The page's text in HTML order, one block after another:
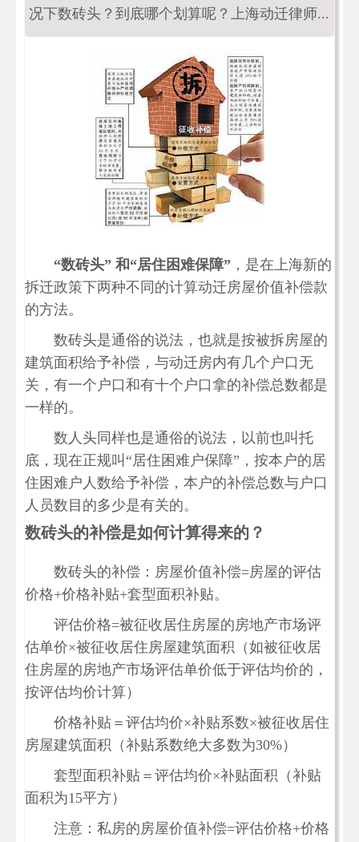
况下数砖头？到底哪个划算呢？上海动迁律师...
“数砖头” 和“居住困难保障” ，是在上海新的
拆迁政策下两种不同的计算动迁房屋价值补偿款
的方法。
数砖头是通俗的说法，也就是按被拆房屋的
建筑面积给予补偿，与动迁房内有几个户口无
关，有一个户口和有十个户口拿的补偿总数都是
一样的。
数人头同样也是通俗的说法，以前也叫托
底，现在正规叫“居住困难户保障”，按本户的居
住困难户人数给予补偿，本户的补偿总数与户口
人员数目的多少是有关的。
数砖头的补偿是如何计算得来的？
数砖头的补偿：房屋价值补偿=房屋的评估
价格+价格补贴+套型面积补贴。
评估价格=被征收居住房屋的房地产市场评
估单价×被征收居住房屋建筑面积（如被征收居
住房屋的房地产市场评估单价低于评估均价的，
按评估均价计算）
价格补贴＝评估均价×补贴系数×被征收居住
房屋建筑面积（补贴系数绝大多数为30%）
套型面积补贴＝评估均价×补贴面积（补贴
面积为15平方）
注意：私房的房屋价值补偿=评估价格+价格